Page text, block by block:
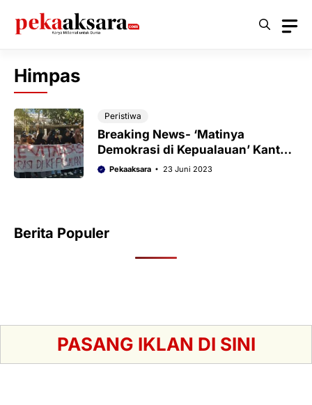
Himpas
Peristiwa
Breaking News- ‘Matinya
Demokrasi di Kepualauan’ Kantor
Bawaslu Sumenep Dikepung
Pekaaksara 23 Juni 2023
Berita Populer
PASANG IKLAN DI SINI